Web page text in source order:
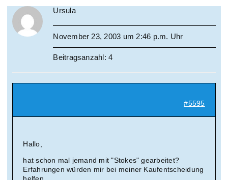
Ursula
November 23, 2003 um 2:46 p.m. Uhr
Beitragsanzahl: 4
#5595
Hallo,
hat schon mal jemand mit "Stokes" gearbeitet?
Erfahrungen würden mir bei meiner Kaufentscheidung